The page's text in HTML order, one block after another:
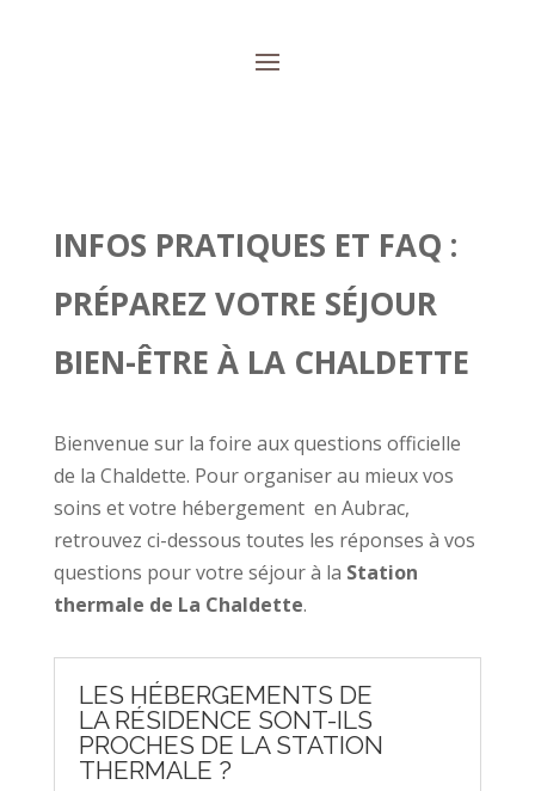
INFOS PRATIQUES ET FAQ :
PRÉPAREZ VOTRE SÉJOUR
BIEN-ÊTRE À LA CHALDETTE
Bienvenue sur la foire aux questions officielle
de la Chaldette. Pour organiser au mieux vos
soins et votre hébergement en Aubrac,
retrouvez ci-dessous toutes les réponses à vos
questions pour votre séjour à la Station
thermale de La Chaldette.
LES HÉBERGEMENTS DE
LA RÉSIDENCE SONT-ILS
PROCHES DE LA STATION
THERMALE ?